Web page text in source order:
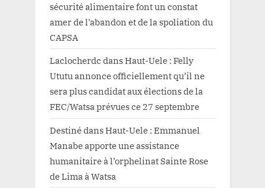
sécurité alimentaire font un constat
amer de l’abandon et de la spoliation du
CAPSA
Laclocherdc dansHaut-Uele : Felly
Ututu annonce officiellement qu’il ne
sera plus candidat aux élections de la
FEC/Watsa prévues ce 27 septembre
DestinédansHaut-Uele : Emmanuel
Manabe apporte une assistance
humanitaire à l’orphelinat Sainte Rose
de Lima à Watsa